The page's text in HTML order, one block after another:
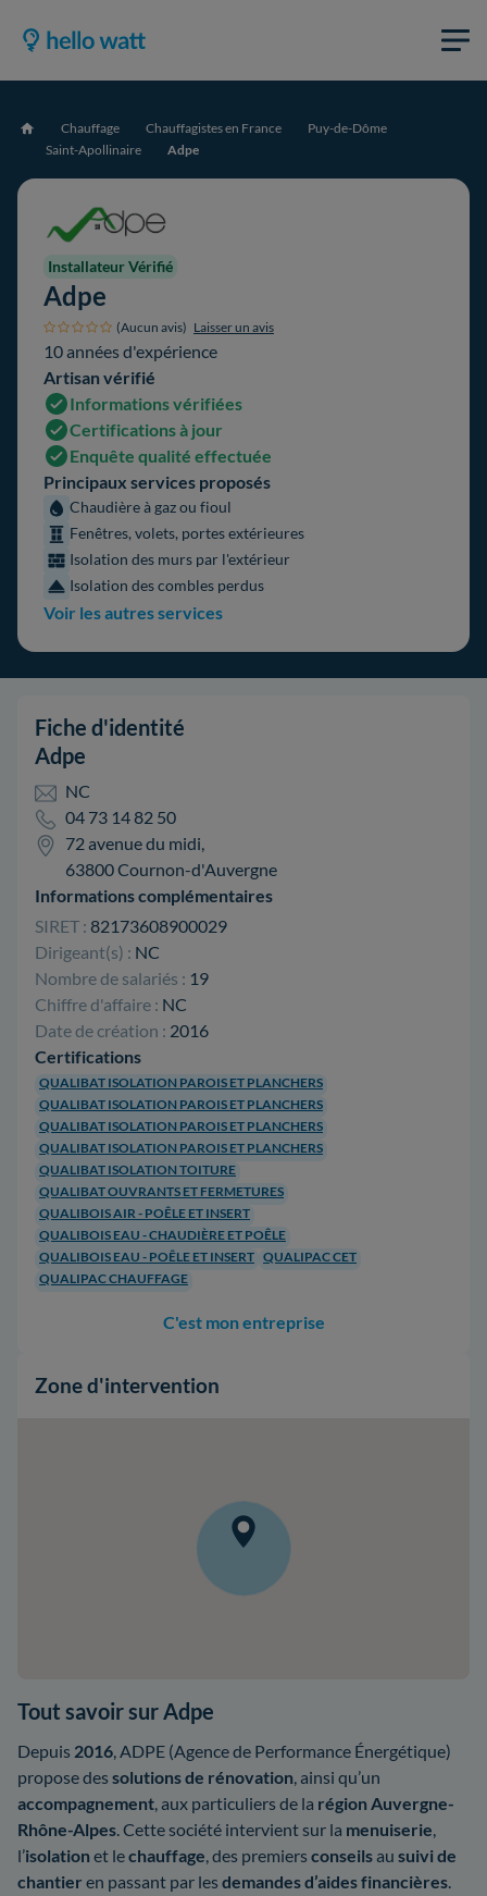
Accueil Chauffage Chauffagistes en France
Puy-de-Dôme
Saint-Apollinaire
Adpe
Installateur Vérifié
Adpe
(Aucun avis) Laisser un avis
10 années d'expérience
Artisan vérifié
Informations vérifiées
Certifications à jour
Enquête qualité effectuée
Principaux services proposés
Chaudière à gaz ou fioul
Fenêtres, volets, portes extérieures
Isolation des murs par l'extérieur
Isolation des combles perdus
Voir les autres services
Fiche d'identité
Adpe
NC
04 73 14 82 50
72 avenue du midi,
63800 Cournon-d'Auvergne
Informations complémentaires
SIRET : 82173608900029
Dirigeant(s) : NC
Nombre de salariés : 19
Chiffre d'affaire : NC
Date de création : 2016
Certifications
QUALIBAT ISOLATION PAROIS ET PLANCHERS
QUALIBAT ISOLATION PAROIS ET PLANCHERS
QUALIBAT ISOLATION PAROIS ET PLANCHERS
QUALIBAT ISOLATION PAROIS ET PLANCHERS
QUALIBAT ISOLATION TOITURE
QUALIBAT OUVRANTS ET FERMETURES
QUALIBOIS AIR - POÊLE ET INSERT
QUALIBOIS EAU - CHAUDIÈRE ET POÊLE
QUALIBOIS EAU - POÊLE ET INSERT QUALIPAC CET
QUALIPAC CHAUFFAGE
C'est mon entreprise
Zone d'intervention
Tout savoir sur Adpe
Depuis 2016, ADPE (Agence de Performance Énergétique)
propose des solutions de rénovation, ainsi qu’un
accompagnement, aux particuliers de la région Auvergne-
Rhône-Alpes. Cette société intervient sur la menuiserie,
l’isolation et lechauffage, des premiers conseilsau suivi de
chantier en passant par les demandes d’aides financières.